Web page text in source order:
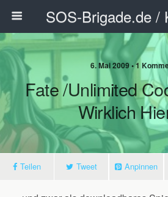
SOS-Brigade.de /
6. Mai 2009 • 1
Fate /unlimited
Wirklich
Teilen Tweet Anpinnen